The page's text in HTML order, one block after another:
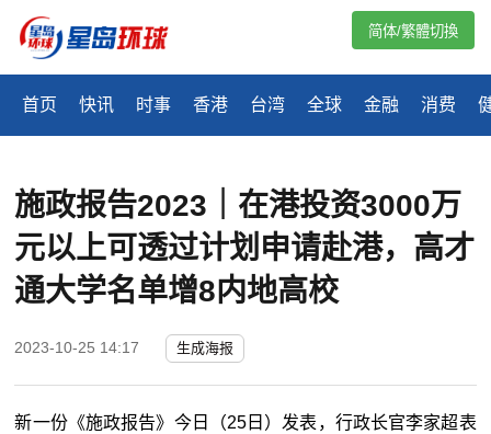
首页 快讯 时事 香港 台湾 全球 金融 消费
简体/繁體切換
​施政报告2023｜在港投资3000万
元以上可透过计划申请赴港，高才
通大学名单增8内地高校
2023-10-25 14:17 生成海报
新一份《施政报告》今日（25日）发表，行政长官李家超表